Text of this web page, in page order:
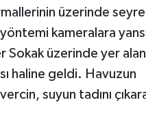
üzerinde
kameralara
Sokak üzerinde yer
haline geldi. Havuzun
suyun tadını